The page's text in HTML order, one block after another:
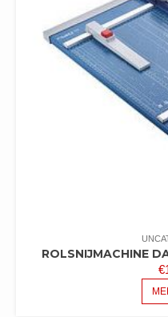
ROLSNIJMACHINE
€